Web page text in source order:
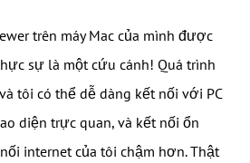
trên máy Mac của mình được
sự là một cứu cánh! Quá trình
tôi có thể dễ dàng kết nối với PC
diện trực quan, và kết nối ổn
internet của tôi chậm hơn. Thật